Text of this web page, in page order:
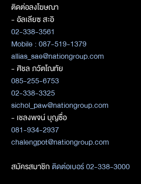
ติดต่อลงโฆษณา
- อัลเลียซ สะอิ
02-338-3561
Mobile : 087-519-1379
allias_sae@nationgroup.com
- ศิชล ภวัตโณทัย
085-255-6753
02-338-3325
sichol_paw@nationgroup.com
- เชลงพจน์ บุญซื่อ
081-934-2937
chalengpot@nationgroup.com
สมัครสมาชิกติดต่อเบอร์ 02-338-3000